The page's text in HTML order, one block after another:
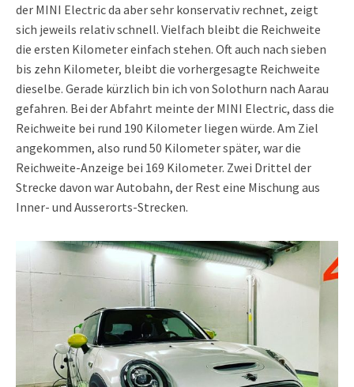
der MINI Electric da aber sehr konservativ rechnet, zeigt
sich jeweils relativ schnell. Vielfach bleibt die Reichweite
die ersten Kilometer einfach stehen. Oft auch nach sieben
bis zehn Kilometer, bleibt die vorhergesagte Reichweite
dieselbe. Gerade kürzlich bin ich von Solothurn nach Aarau
gefahren. Bei der Abfahrt meinte der MINI Electric, dass die
Reichweite bei rund 190 Kilometer liegen würde. Am Ziel
angekommen, also rund 50 Kilometer später, war die
Reichweite-Anzeige bei 169 Kilometer. Zwei Drittel der
Strecke davon war Autobahn, der Rest eine Mischung aus
Inner- und Ausserorts-Strecken.